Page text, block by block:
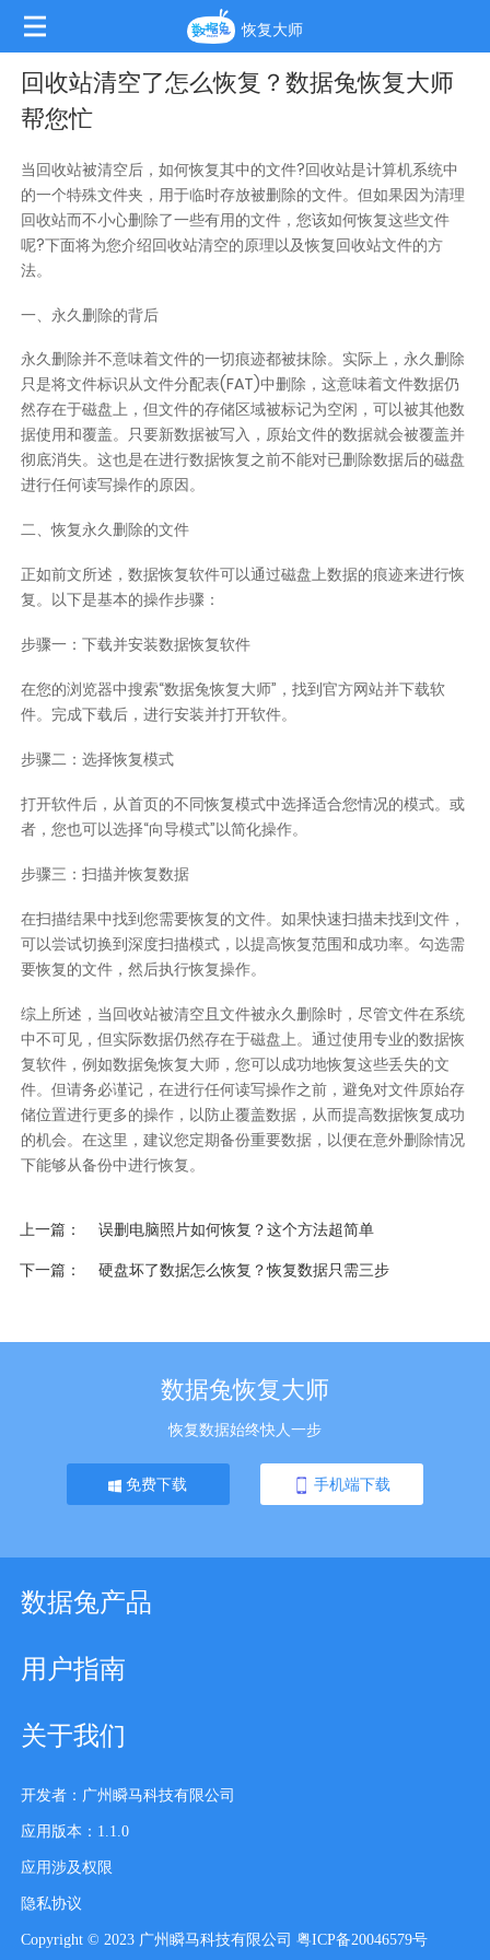
恢复大师
回收站清空了怎么恢复？数据兔恢复大师
帮您忙
当回收站被清空后，如何恢复其中的文件?回收站是计算机系统中
的一个特殊文件夹，用于临时存放被删除的文件。但如果因为清理
回收站而不小心删除了一些有用的文件，您该如何恢复这些文件
呢?下面将为您介绍回收站清空的原理以及恢复回收站文件的方
法。
一、永久删除的背后
永久删除并不意味着文件的一切痕迹都被抹除。实际上，永久删除
只是将文件标识从文件分配表(FAT)中删除，这意味着文件数据仍
然存在于磁盘上，但文件的存储区域被标记为空闲，可以被其他数
据使用和覆盖。只要新数据被写入，原始文件的数据就会被覆盖并
彻底消失。这也是在进行数据恢复之前不能对已删除数据后的磁盘
进行任何读写操作的原因。
二、恢复永久删除的文件
正如前文所述，数据恢复软件可以通过磁盘上数据的痕迹来进行恢
复。以下是基本的操作步骤：
步骤一：下载并安装数据恢复软件
在您的浏览器中搜索“数据兔恢复大师”，找到官方网站并下载软
件。完成下载后，进行安装并打开软件。
步骤二：选择恢复模式
打开软件后，从首页的不同恢复模式中选择适合您情况的模式。或
者，您也可以选择“向导模式”以简化操作。
步骤三：扫描并恢复数据
在扫描结果中找到您需要恢复的文件。如果快速扫描未找到文件，
可以尝试切换到深度扫描模式，以提高恢复范围和成功率。勾选需
要恢复的文件，然后执行恢复操作。
综上所述，当回收站被清空且文件被永久删除时，尽管文件在系统
中不可见，但实际数据仍然存在于磁盘上。通过使用专业的数据恢
复软件，例如数据兔恢复大师，您可以成功地恢复这些丢失的文
件。但请务必谨记，在进行任何读写操作之前，避免对文件原始存
储位置进行更多的操作，以防止覆盖数据，从而提高数据恢复成功
的机会。在这里，建议您定期备份重要数据，以便在意外删除情况
下能够从备份中进行恢复。
上一篇
误删电脑照片如何恢复？这个方法超简单
下一篇
硬盘坏了数据怎么恢复？恢复数据只需三步
数据兔恢复大师
恢复数据始终快人一步
免费下载 手机端下载
数据兔产品
用户指南
关于我们
开发者：广州瞬马科技有限公司
应用版本：1.1.0
应用涉及权限
隐私协议
Copyright © 2023 广州瞬马科技有限公司 粤ICP备20046579号